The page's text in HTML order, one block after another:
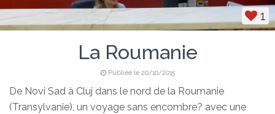
1
La Roumanie
Publiée le 20/10/2015
De Novi Sad à Cluj dans le nord de la Roumanie
(Transylvanie), un voyage sans encombre? avec une